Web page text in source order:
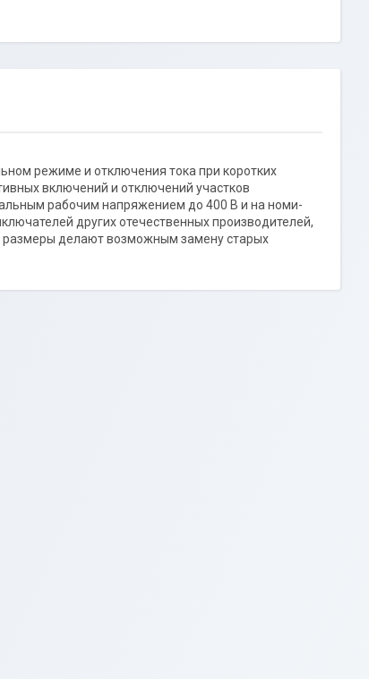
режиме и отключения тока при коротких
включений и отключений участков
рабочим напряжением до 400 В и на номи-
других отечественных производителей,
делают возможным замену старых